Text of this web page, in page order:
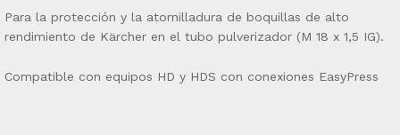
Para la protección y la atornilladura de boquillas de alto
rendimiento de Kärcher en el tubo pulverizador (M 18 x 1,5 IG).
Compatible con equipos HD y HDS con conexiones EasyPress